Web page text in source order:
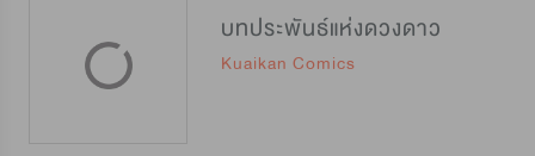
บทประพันธ์แห่งดวงดาว
Kuaikan Comics